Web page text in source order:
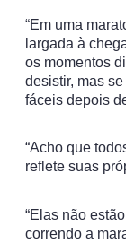
“Em uma
largada à
os momentos
desistir, mas
fáceis depois
“Acho que
reflete suas
“Elas não
correndo a